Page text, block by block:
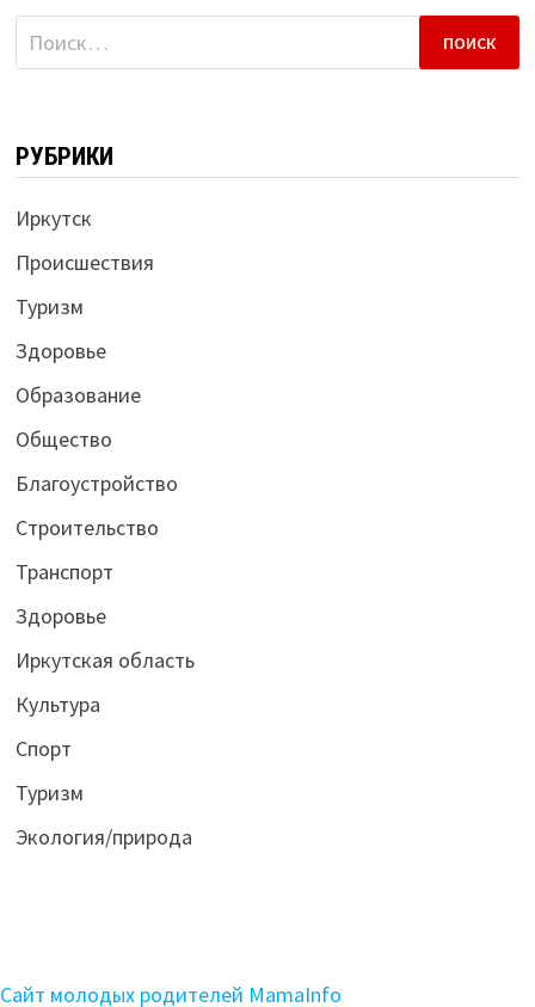
Найти:
РУБРИКИ
Иркутск
Происшествия
Туризм
Здоровье
Образование
Общество
Благоустройство
Строительство
Транспорт
Здоровье
Иркутская область
Культура
Спорт
Туризм
Экология/природа
Сайт молодых родителей MamaInfo